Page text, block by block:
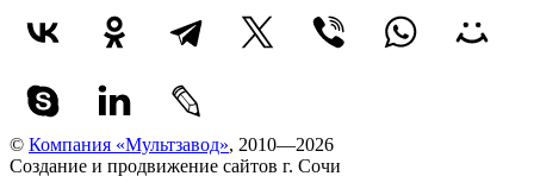
© Компания «Мультзавод», 2010—2026
Создание и продвижение сайтов г. Сочи